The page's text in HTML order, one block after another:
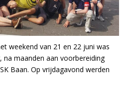
weekend van 21 en 22 juni was
na maanden aan voorbereiding
Baan. Op vrijdagavond werden